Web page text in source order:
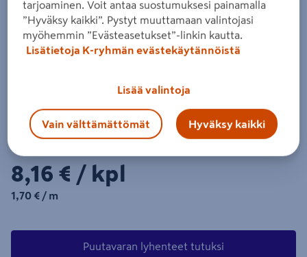
Lue koko tuotekuvaus
Katso vastuullisuustiedot
Katso liitetiedostot
8,16€/kpl
8,16 € / kpl
1,70€/m
1,70 € / m
Puutavaran lyhenteet tutuksi
tarjoaminen. Voit antaa suostumuksesi painamalla
”Hyväksy kaikki”. Pystyt muuttamaan valintojasi
myöhemmin ”Evästeasetukset”-linkin kautta.
Lisätietoja K-ryhmän evästekäytännöistä
Lisää valintoja
Vain välttämättömät Hyväksy kaikki